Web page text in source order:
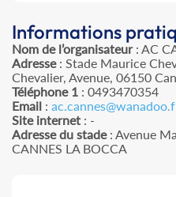
Informations
Nom de l’organisateur: AC
Adresse: Stade Maurice
Chevalier, Avenue, 06150
Téléphone 1 : 0493470354
Email : ac.cannes@wanadoo.f
Site internet : -
Adresse du stade: Avenue
CANNES LA BOCCA